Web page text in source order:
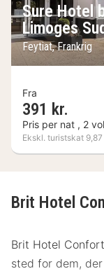
Sure Hotel
Limoges
Feytiat, Frankrig
Fra
391 kr.
Pris per nat , 2
Ekskl. turistskat 9,87
Brit Hotel
Brit Hotel
sted for dem,